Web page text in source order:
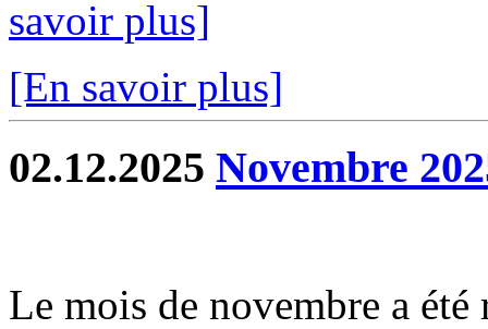
savoir plus]
[En savoir plus]
02.12.2025 Novembre
Le mois de novembre a